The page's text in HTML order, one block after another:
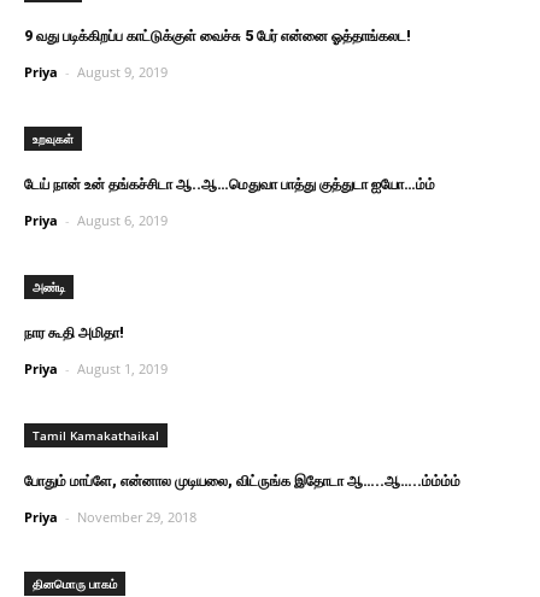
9 வது படிக்கிறப்ப காட்டுக்குள் வைச்சு 5 பேர் என்னை ஓத்தாங்கலட!
Priya - August 9, 2019
உறவுகள்
டேய் நான் உன் தங்கச்சிடா ஆ..ஆ…மெதுவா பாத்து குத்துடா ஐயோ…ம்ம்
Priya - August 6, 2019
அண்டி
நார கூதி அமிதா!
Priya - August 1, 2019
Tamil Kamakathaikal
போதும் மாப்ளே, என்னால முடியலை, விட்ருங்க இதோடா ஆ…..ஆ…..ம்ம்ம்ம்
Priya - November 29, 2018
தினமொரு பாகம்